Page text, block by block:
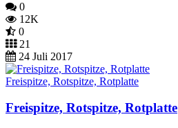
0
12K
0
21
24 Juli 2017
Freispitze, Rotspitze, Rotplatte
Freispitze, Rotspitze, Rotplatte